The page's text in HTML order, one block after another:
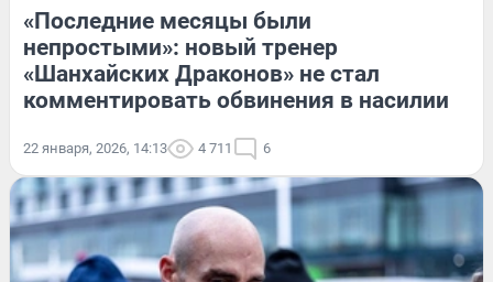
«Последние месяцы были
непростыми»: новый тренер
«Шанхайских Драконов» не стал
комментировать обвинения в насилии
22 января, 2026, 14:13 4 711 6